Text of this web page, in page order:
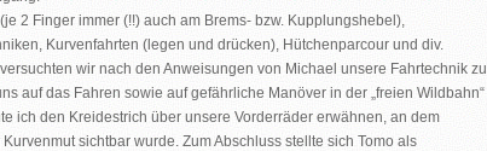
2 Finger immer (!!) auch am Brems- bzw. Kupplungshebel),
Kurvenfahrten (legen und drücken), Hütchenparcour und div.
wir nach den Anweisungen von Michael unsere Fahrtechnik zu
auf das Fahren sowie auf gefährliche Manöver in der „freien Wildbahn“
ich den Kreidestrich über unsere Vorderräder erwähnen, an dem
sichtbar wurde. Zum Abschluss stellte sich Tomo als